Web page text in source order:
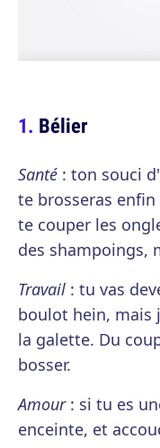
Bélier
Santé : ton souci
te brosseras
te couper les
des shampoings,
Travail : tu vas
boulot hein, mais
la galette. Du
bosser.
Amour: si tu es
enceinte, et